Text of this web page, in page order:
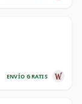
ENVÍO GRATIS